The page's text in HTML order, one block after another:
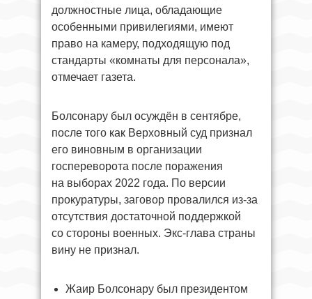
должностные лица, обладающие
особенными привилегиями, имеют
право на камеру, подходящую под
стандарты «комнаты для персонала»,
отмечает газета.
Болсонару был осуждён в сентябре,
после того как Верховный суд признал
его виновным в организации
госпереворота после поражения
на выборах 2022 года. По версии
прокуратуры, заговор провалился из-за
отсутствия достаточной поддержкой
со стороны военных. Экс-глава страны
вину не признал.
Жаир Болсонару был президентом